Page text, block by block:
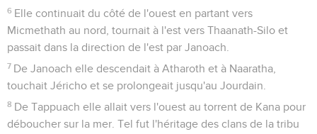
6 Elle continuait du côté de l'ouest en partant vers
Micmethath au nord, tournait à l'est vers Thaanath-Silo et
passait dans la direction de l'est par Janoach.
7 De Janoach elle descendait à Atharoth et à Naaratha,
touchait Jéricho et se prolongeait jusqu'au Jourdain.
8 De Tappuach elle allait vers l'ouest au torrent de Kana pour
déboucher sur la mer. Tel fut l'héritage des clans de la tribu